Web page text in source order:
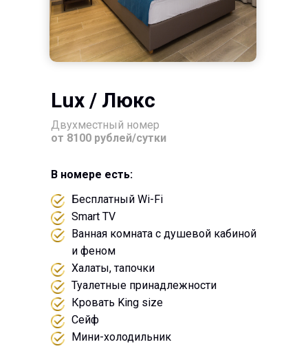
Lux / Люкс
Двухместный номер
от 8100 рублей/сутки
Бесплатный Wi-Fi
Smart TV
Ванная комната с душевой кабиной
и феном
Халаты, тапочки
Туалетные принадлежности
Кровать King size
Сейф
Мини-холодильник
В номере есть: